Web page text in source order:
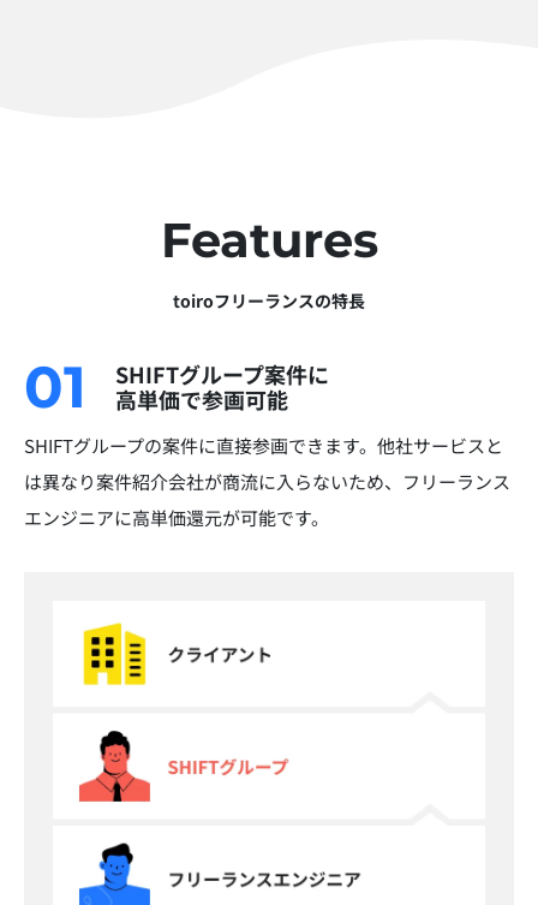
Features
toiroフリーランスの特長
01
SHIFTグループ案件に
高単価で参画可能
SHIFTグループの案件に直接参画できます。他社サービスと
は異なり案件紹介会社が商流に入らないため、フリーランス
エンジニアに高単価還元が可能です。​​